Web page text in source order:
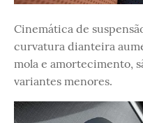
Cinemática de
curvatura dianteira
mola e amortecimento,
variantes menores.